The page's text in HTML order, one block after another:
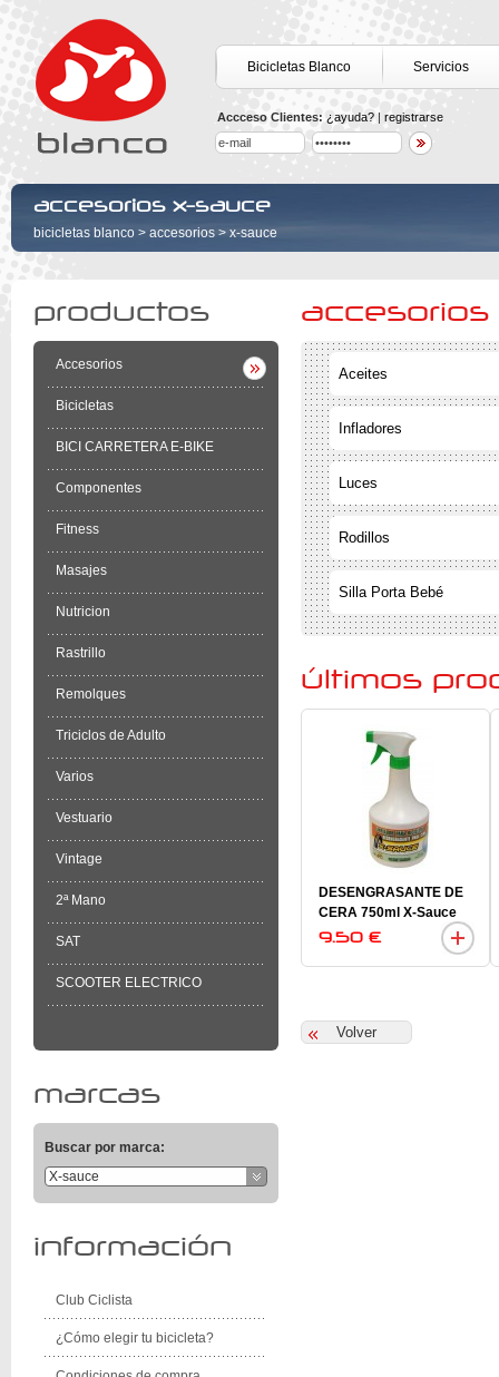
Bicicletas Blanco Servicios
Accceso Clientes: ¿ayuda? | registrarse
accesorios x-sauce
bicicletas blanco > accesorios > x-sauce
productos
Accesorios
Bicicletas
BICI CARRETERA E-BIKE
Componentes
Fitness
Masajes
Nutricion
Rastrillo
Remolques
Triciclos de Adulto
Varios
Vestuario
Vintage
2ª Mano
SAT
SCOOTER ELECTRICO
marcas
Buscar por marca:
X-sauce
información
Club Ciclista
¿Cómo elegir tu bicicleta?
accesorios
Aceites
Infladores
Luces
Rodillos
Silla Porta Bebé
últimos
DESENGRASANTE DE
CERA 750ml X-Sauce
9.50 €